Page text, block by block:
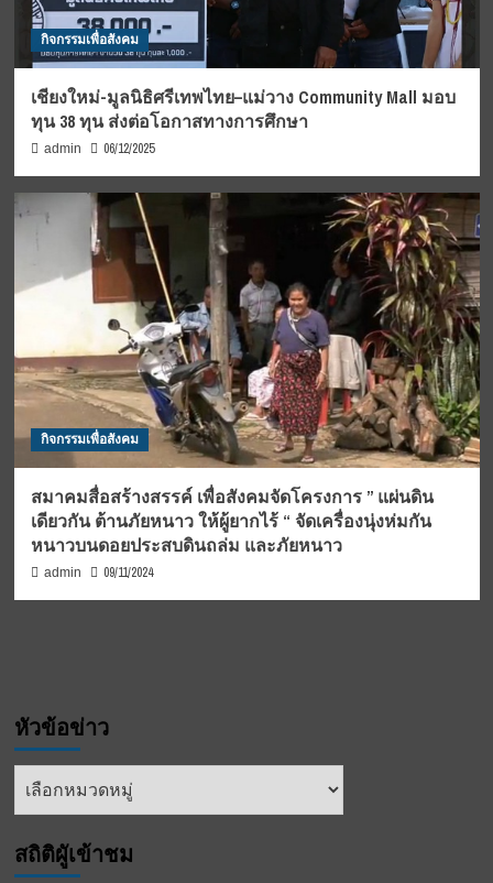
กิจกรรมเพื่อสังคม
เชียงใหม่-มูลนิธิศรีเทพไทย–แม่วาง Community Mall มอบ
ทุน 38 ทุน ส่งต่อโอกาสทางการศึกษา
admin 06/12/2025
กิจกรรมเพื่อสังคม
สมาคมสื่อสร้างสรรค์ เพื่อสังคมจัดโครงการ ” แผ่นดิน
เดียวกัน ต้านภัยหนาว ให้ผู้ยากไร้ “ จัดเครื่องนุ่งห่มกัน
หนาวบนดอยประสบดินถล่ม และภัยหนาว
admin 09/11/2024
หัวข้อข่าว
หัวข้อ
สถิติผูัเข้าชม